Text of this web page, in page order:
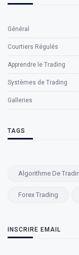
Général
Courtiers Régulés
Apprendre le Trading
Systèmes de Trading
Galleries
TAGS
Algorithme De
Forex Trading
INSCRIRE EMAIL